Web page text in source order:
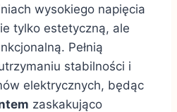
wysokiego napięcia
tylko estetyczną, ale
Pełnią
stabilności i
elektrycznych, będąc
zaskakująco